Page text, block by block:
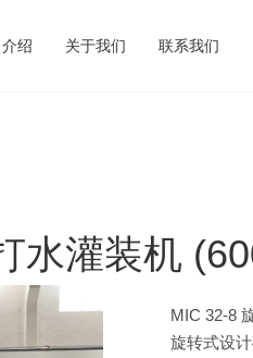
绍 关于我们 联系我们
水灌装机
MIC 32-8
旋转式设